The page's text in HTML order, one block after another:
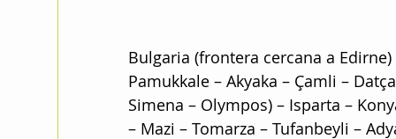
Bulgaria (frontera cercana a
Pamukkale – Akyaka – Çamli –
Simena – Olympos) – Isparta –
– Mazi – Tomarza – Tufanbeyli –